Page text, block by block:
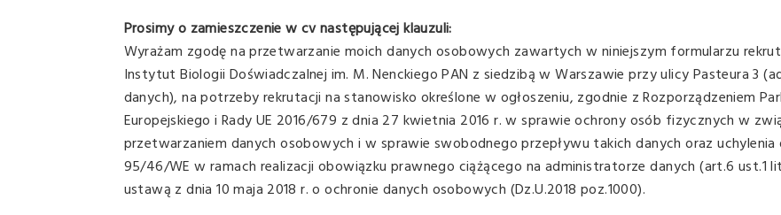
Prosimy o zamieszczenie w cv następującej klauzuli:
Wyrażam zgodę na przetwarzanie moich danych osobowych zawartych w niniejszym formularzu
Instytut Biologii Doświadczalnej im. M. Nenckiego PAN z siedzibą w Warszawie przy ulicy Pasteura 3
danych), na potrzeby rekrutacji na stanowisko określone w ogłoszeniu, zgodnie z Rozporządzeniem
Europejskiego i Rady UE 2016/679 z dnia 27 kwietnia 2016 r. w sprawie ochrony osób fizycznych w
przetwarzaniem danych osobowych i w sprawie swobodnego przepływu takich danych oraz
95/46/WE w ramach realizacji obowiązku prawnego ciążącego na administratorze danych (art.6 ust.1
ustawą z dnia 10 maja 2018 r. o ochronie danych osobowych (Dz.U.2018 poz.1000).